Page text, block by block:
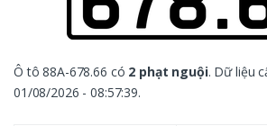
Ô tô 88A-678.66 có 2 phạt nguội. Dữ liệu
01/08/2026 - 08:57:39.